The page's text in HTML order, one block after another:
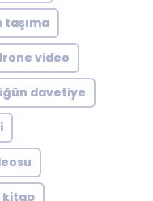
taşıma
video
davetiye
kitap